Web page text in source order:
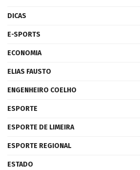
DICAS
E-SPORTS
ECONOMIA
ELIAS FAUSTO
ENGENHEIRO COELHO
ESPORTE
ESPORTE DE LIMEIRA
ESPORTE REGIONAL
ESTADO